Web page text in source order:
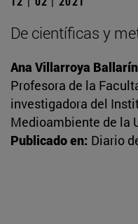
De científicas y
Ana Villarroya Ballarín
Profesora de la
investigadora del
Medioambiente de la
Publicado en: Diario